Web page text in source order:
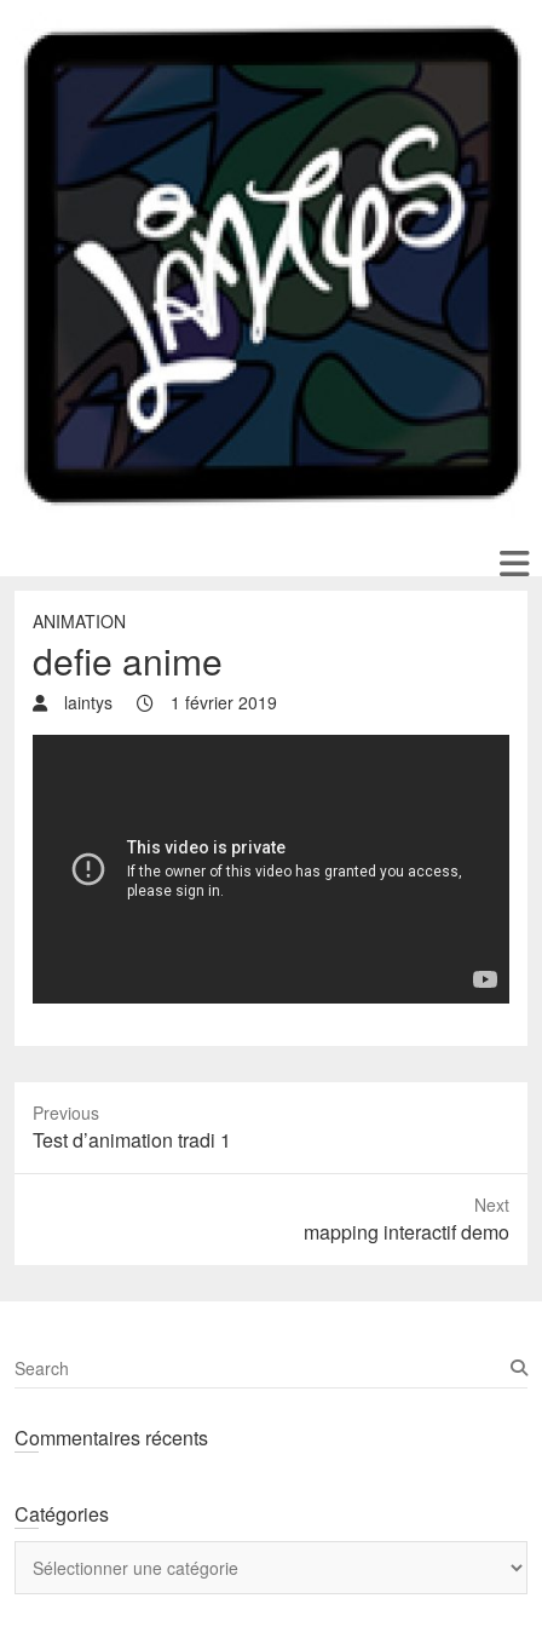
ANIMATION
defie anime
laintys 1 février 2019
Previous
Previous
post:
Test d’animation tradi 1
Next
mapping interactif demo
S
e
r
Commentaires récents
Catégories